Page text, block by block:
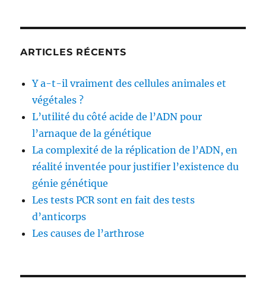
ARTICLES RÉCENTS
Y a-t-il vraiment des cellules animales et
végétales ?
L’utilité du côté acide de l’ADN pour
l’arnaque de la génétique
La complexité de la réplication de l’ADN, en
réalité inventée pour justifier l’existence du
génie génétique
Les tests PCR sont en fait des tests
d’anticorps
Les causes de l’arthrose